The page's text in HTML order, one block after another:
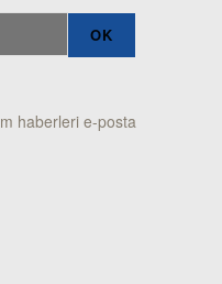
haberleri e-posta